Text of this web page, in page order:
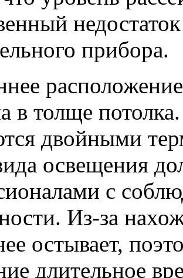
прибора.
в толще
двойными
освещения
с
Из-за
остывает,
длительное